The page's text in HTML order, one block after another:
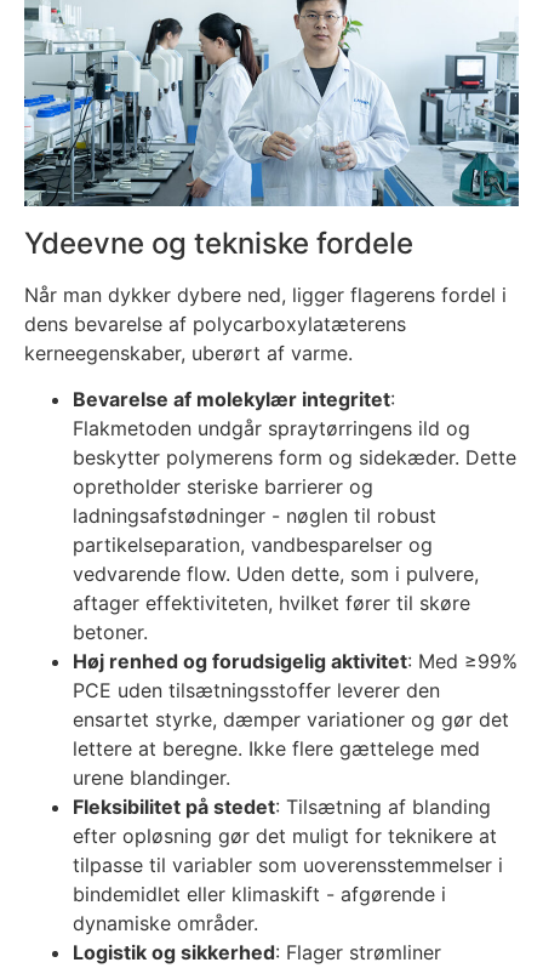
Ydeevne og tekniske fordele
Når man dykker dybere ned, ligger flagerens fordel i
dens bevarelse af polycarboxylatæterens
kerneegenskaber, uberørt af varme.
Bevarelse af molekylær integritet:
Flakmetoden undgår spraytørringens ild og
beskytter polymerens form og sidekæder. Dette
opretholder steriske barrierer og
ladningsafstødninger - nøglen til robust
partikelseparation, vandbesparelser og
vedvarende flow. Uden dette, som i pulvere,
aftager effektiviteten, hvilket fører til skøre
betoner.
Høj renhed og forudsigelig aktivitet: Med ≥99%
PCE uden tilsætningsstoffer leverer den
ensartet styrke, dæmper variationer og gør det
lettere at beregne. Ikke flere gættelege med
urene blandinger.
Fleksibilitet på stedet: Tilsætning af blanding
efter opløsning gør det muligt for teknikere at
tilpasse til variabler som uoverensstemmelser i
bindemidlet eller klimaskift - afgørende i
dynamiske områder.
Logistik og sikkerhed: Flager strømliner